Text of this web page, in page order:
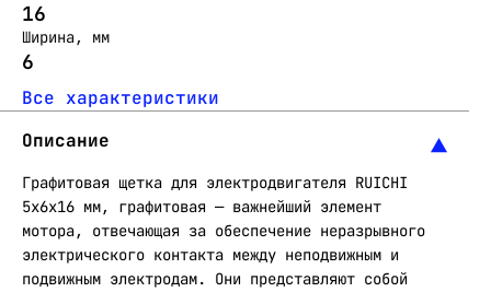
16
Ширина, мм
6
Все характеристики
Описание
Графитовая щетка для электродвигателя RUICHI
5x6x16 мм, графитовая — важнейший элемент
мотора, отвечающая за обеспечение неразрывного
электрического контакта между неподвижным и
подвижным электродам. Они представляют собой